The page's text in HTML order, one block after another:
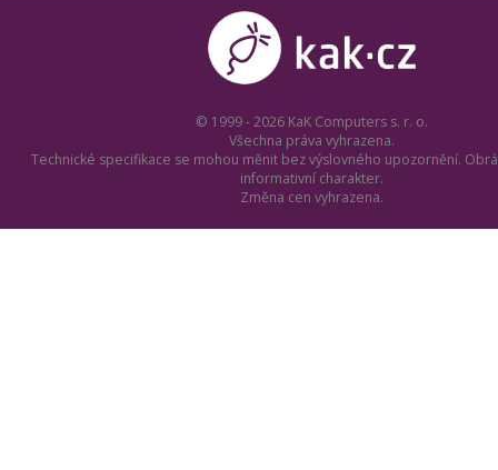
© 1999 - 2026 KaK Computers s. r. o.
Všechna práva vyhrazena.
Technické specifikace se mohou měnit bez výslovného upozornění.
informativní charakter.
Změna cen vyhrazena.